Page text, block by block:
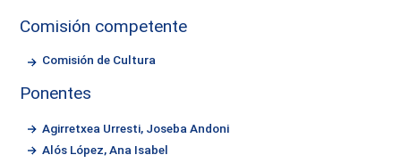
Comisión competente
Comisión de Cultura
Ponentes
Agirretxea Urresti, Joseba Andoni
Alós López, Ana Isabel